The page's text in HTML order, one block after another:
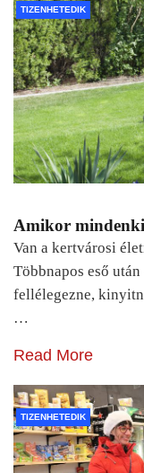
TIZENHETEDIK
Amikor
Van a kertvárosi
Többnapos eső
fellélegezne,
…
Read More
TIZENHETEDIK